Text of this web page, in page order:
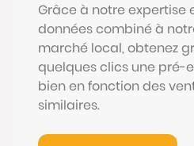
Grâce à notre expertise
données combiné à
marché local, obtenez
quelques clics une pré-
bien en fonction des
similaires.